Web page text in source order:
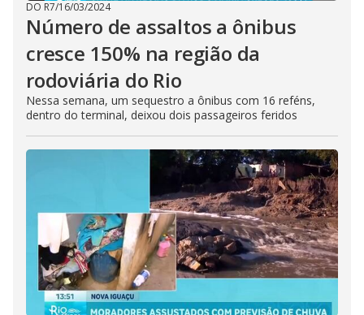
DO R7/16/03/2024
Número de assaltos a ônibus
cresce 150% na região da
rodoviária do Rio
Nessa semana, um sequestro a ônibus com 16 reféns,
dentro do terminal, deixou dois passageiros feridos